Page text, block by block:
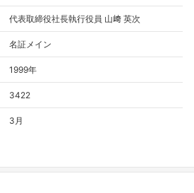
代表取締役社長執行役員 山﨑 英次
名証メイン
1999年
3422
3月